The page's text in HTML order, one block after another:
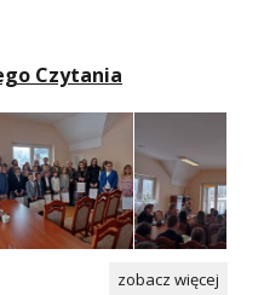
Czytania
zobacz więcej